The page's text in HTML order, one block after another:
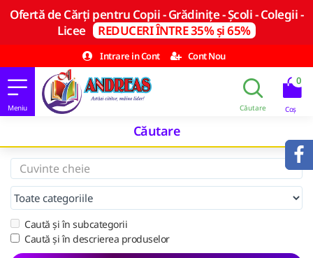
Ofertă de Cărți pentru Copii - Grădinițe - Școli - Colegii -
Licee REDUCERI ÎNTRE 35% și 65%
Intrare in Cont
Cont Nou
0
Căutare
Caută și în subcategorii
Caută și în descrierea produselor